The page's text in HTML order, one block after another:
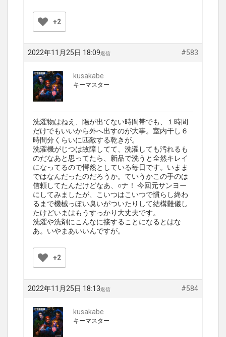
+2
2022年11月25日 18:09 #583
返信
kusakabe
キーマスター
洗濯物はねえ、陽が出てない時間帯でも、１時間
だけでもいいから外へ出すのが大事。室内干し６
時間分くらいに匹敵する乾きが。
洗濯機がじつは故障してて、洗濯しても汚れるも
のだなあと思ってたら、新品で洗うと全然キレイ
になってるので愕然としている毎日です。いまま
ではなんだったのだろうか。ていうかこの手のは
信頼してたんだけどなあ、○ナ！ 今回元サンヨー
にしてみましたが、こいつはこいつで慣らし終わ
るまで機械っぽい臭いがついたりして結構難儀し
たけどいまはもうすっかり大丈夫です。
洗濯や洗剤にこんなに接することになるとはな
あ。いやまあいいんですが。
+2
2022年11月25日 18:13 #584
返信
kusakabe
キーマスター